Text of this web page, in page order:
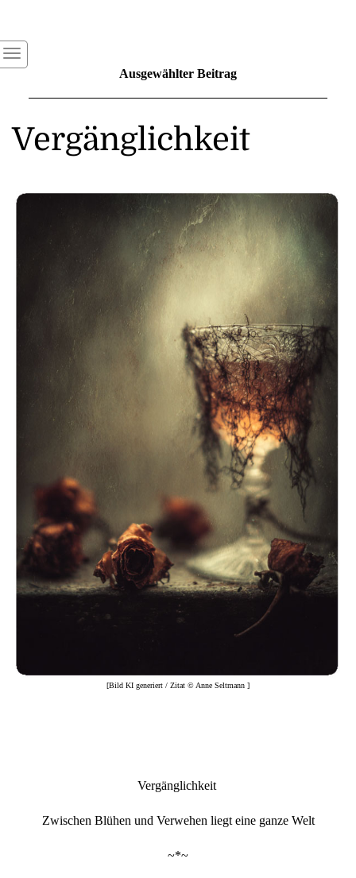
Ausgewählter Beitrag
Vergänglichkeit
[Bild KI generiert / Zitat © Anne Seltmann ]
Vergänglichkeit
Zwischen Blühen und Verwehen liegt eine ganze Welt
~*~